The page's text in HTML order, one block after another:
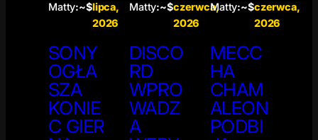
Matty:~$lipca,
2026
SONY
OGŁA
SZA
KONIE
C GIER
Matty:~$czerwca,
2026
DISCO
RD
WPRO
WADZ
A
Matty:~$czerwca,
2026
MECC
HA
CHAM
ALEON
PODBI